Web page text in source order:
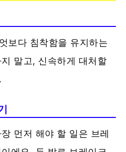
보다 침착함을 유지하는
말고, 신속하게 대처할
먼저 해야 할 일은 브레